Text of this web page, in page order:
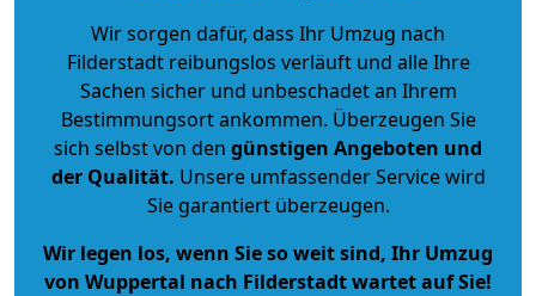
Wir sorgen dafür, dass Ihr Umzug nach
Filderstadt reibungslos verläuft und alle Ihre
Sachen sicher und unbeschadet an Ihrem
Bestimmungsort ankommen. Überzeugen Sie
sich selbst von den günstigen Angeboten und
der Qualität. Unsere umfassender Service wird
Sie garantiert überzeugen.
Wir legen los, wenn Sie so weit sind, Ihr Umzug
von Wuppertal nach Filderstadt wartet auf Sie!